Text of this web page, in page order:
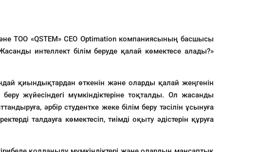
ТОО «QSTEM» CEO Optimation компаниясының басшысы
интеллект білім беруде қалай көмектесе алады?»
қиындықтардан өткенін және оларды қалай жеңгенін
жүйесіндегі мүмкіндіктеріне тоқталды. Ол жасанды
әрбір студентке жеке білім беру тәсілін ұсынуға
талдауға көмектесіп, тиімді оқыту әдістерін құруға